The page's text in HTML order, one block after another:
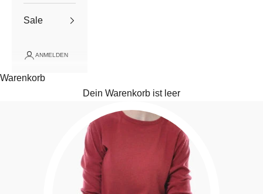
Sale
ANMELDEN
Warenkorb
Dein Warenkorb ist leer